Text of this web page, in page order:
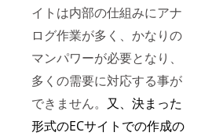
イトは内部の仕組みにアナ
ログ作業が多く、かなりの
マンパワーが必要となり、
多くの需要に対応する事が
できません。 又、決まった
形式のECサイトでの作成の